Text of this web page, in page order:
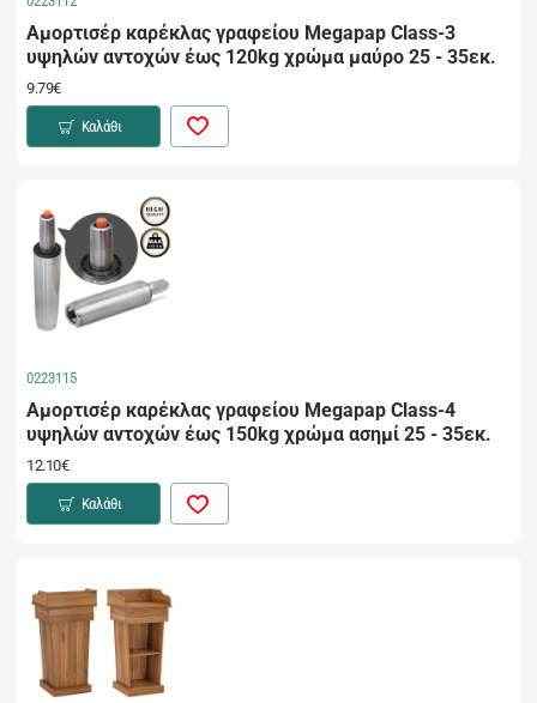
Αμορτισέρ καρέκλας γραφείου Megapap Class-3
υψηλών αντοχών έως 120kg χρώμα μαύρο 25 - 35εκ.
9.79€
Καλάθι
0223115
Αμορτισέρ καρέκλας γραφείου Megapap Class-4
υψηλών αντοχών έως 150kg χρώμα ασημί 25 - 35εκ.
12.10€
Καλάθι